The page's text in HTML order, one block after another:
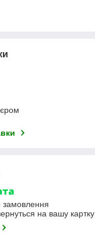
замовлення
на вашу картку